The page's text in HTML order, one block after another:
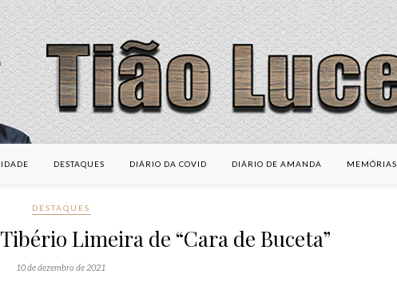
DESTAQUES DIÁRIO DA COVID DIÁRIO DE AMANDA MEMÓRIAS
DESTAQUES
Limeira de “Cara de Buceta”
10 de dezembro de 2021